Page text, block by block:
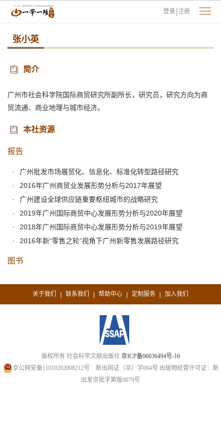
登录 注册
张小英
简介
广州市社会科学院国际商贸研究所副所长，研究员，研究方向为商
贸流通、商业地理与城市经济。
本社资源
报告
广州批发市场展贸化、信息化、标准化转型路径研究
2016年广州商贸业发展形势分析与2017年展望
广州建设全球供应链重要枢纽城市的战略研究
2019年广州国际商贸中心发展形势分析与2020年展望
2018年广州国际商贸中心发展形势分析与2019年展望
2016年新“零售之轮”视角下广州新零售发展路径研究
图书
关于我们 | 联系我们 | 帮助中心 | 定制服务 | 加入我们
版权所有 社会科学文献出版社 京ICP备06036494号-16
京公网安备11010202008212号 新出网证（京）字094号 出版物经营许可证：新
出发京批字第版0079号